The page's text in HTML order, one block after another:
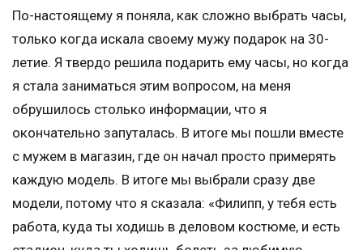
По-настоящему я поняла, как сложно выбрать часы,
только когда искала своему мужу подарок на 30-
летие. Я твердо решила подарить ему часы, но когда
я стала заниматься этим вопросом, на меня
обрушилось столько информации, что я
окончательно запуталась. В итоге мы пошли вместе
с мужем в магазин, где он начал просто примерять
каждую модель. В итоге мы выбрали сразу две
модели, потому что я сказала: «Филипп, у тебя есть
работа, куда ты ходишь в деловом костюме, и есть